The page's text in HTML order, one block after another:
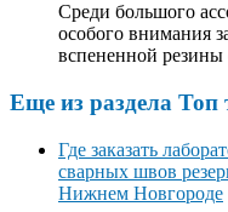
Среди большого
особого внимания
вспененной резины
Еще из раздела Топ
Где заказать
сварных швов
Нижнем Новгороде